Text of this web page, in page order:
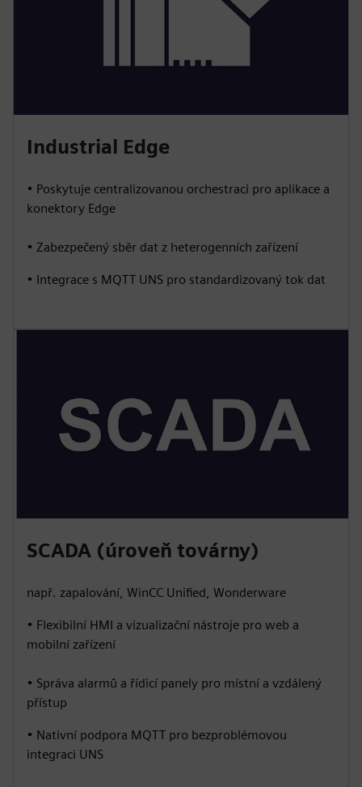
Industrial Edge
• Poskytuje centralizovanou orchestraci pro aplikace a
konektory Edge
• Zabezpečený sběr dat z heterogenních zařízení
• Integrace s MQTT UNS pro standardizovaný tok dat
SCADA (úroveň továrny)
např. zapalování, WinCC Unified, Wonderware
• Flexibilní HMI a vizualizační nástroje pro web a
mobilní zařízení
• Správa alarmů a řídicí panely pro místní a vzdálený
přístup
• Nativní podpora MQTT pro bezproblémovou
integraci UNS